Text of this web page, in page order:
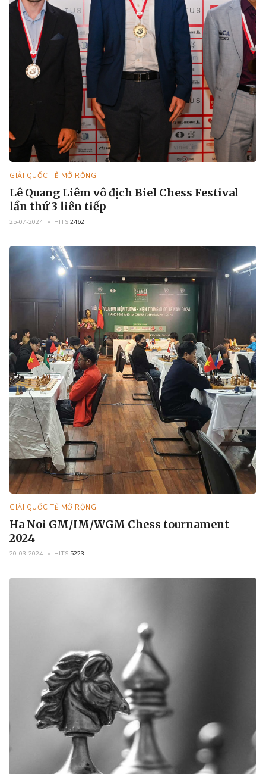
GIẢI QUỐC TẾ MỞ RỘNG
Lê Quang Liêm vô địch Biel Chess Festival
lần thứ 3 liên tiếp
25-07-2024 HITS 2462
GIẢI QUỐC TẾ MỞ RỘNG
Ha Noi GM/IM/WGM Chess tournament
2024
20-03-2024 HITS 5223